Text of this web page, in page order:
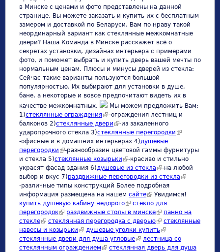
в Минске с ценами и фото представлены на данной
странице. Вы можете заказать и купить их с бесплатным
замером и доставкой по Беларуси. Вам по нраву такой
неординарный вариант как стеклянные межкомнатные
двери? Наша Команда в Минске расскажет всё о
секретах установки, дизайнах интерьера с примерами
фото, и поможет выбрать и купить дверь вашей мечты по
нормальным ценам. Плюсы и минусы дверей из стекла:
Сейчас такие варианты пользуются большой
популярностью. Их выбирают для установки в душе,
бане, а некоторые и вовсе предпочитают видеть их в
качестве межкомнатных.
Мы можем предложить Вам:
1)стеклянные ограждения(link is external)
–ограждения лестниц и
балконов 2)стеклянные двери (link is external)
-из закаленного
ударопрочного стекла 3)cтеклянные перегородки (link is
-офисные и в домашних интерьерах 4)душевые
перегородки (link is external)
-разнообразин цветовой гаммы фурнитуры
и стекла 5)стеклянные козырьки (link is external)
-красиво и стильно
украсят фасад здания 6)душевые из стекла(link is external)
-на любой
выбор и вкус 7)раздвижные перегородки из стекла(link is
-различные типы конструкций Более подробная
информация размещена на нашем сайте(link is external)
Увидимся!
купить душевую кабину недорого(link is external)
стекло для
перегородок(link is external)
раздвижные столы в минске(link is external)
панно на
стекле(link is external)
стеклянная перегородка с дверью(link is external)
стеклянные
навесы и козырьки (link is external)
душевые уголки купить(link is external)
стеклянные двери для душа угловые(link is external)
лестница со
стеклянным ограждением (link is external)
стеклянная дверь для душа